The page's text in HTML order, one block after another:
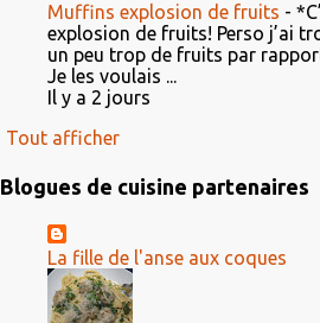
Muffins explosion de fruits -
explosion de fruits! Perso j’ai
un peu trop de fruits par
Je les voulais ...
Il y a 2 jours
Tout afficher
Blogues de cuisine partenaires
La fille de l'anse aux coques